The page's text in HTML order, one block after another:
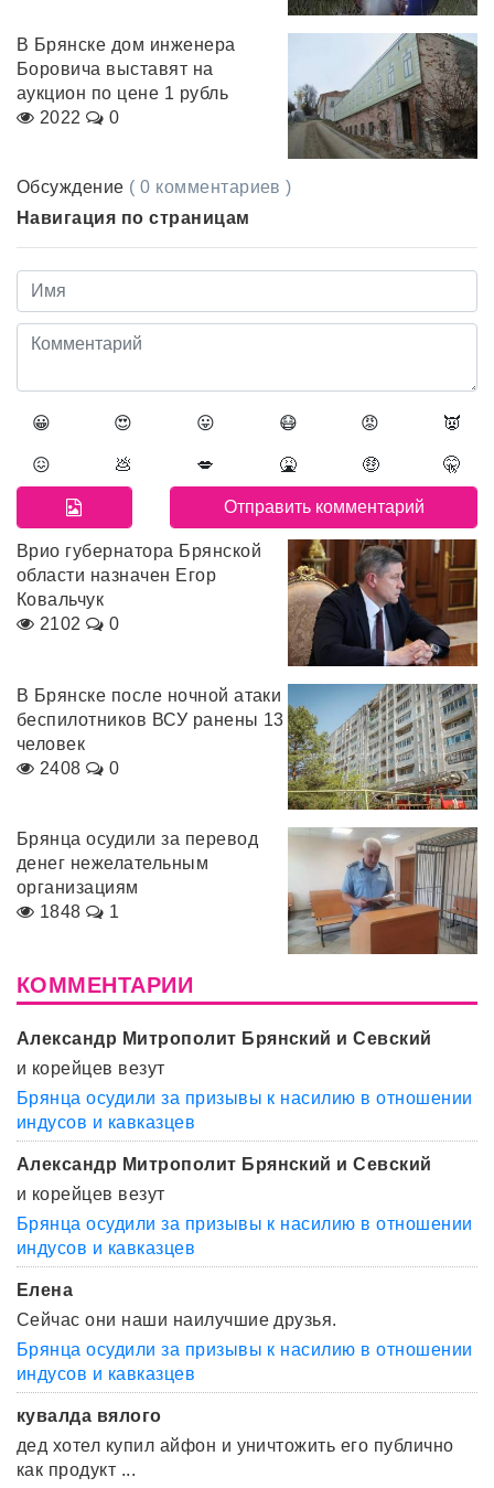
В Брянске дом инженера
Боровича выставят на
аукцион по цене 1 рубль
2022
0
Обсуждение ( 0 комментариев )
Навигация по страницам
😀 😍 😛 😷 😡 👿
😖 💩 💋 🤮 🤑 🤫
Врио губернатора Брянской
области назначен Егор
Ковальчук
2102
0
В Брянске после ночной атаки
беспилотников ВСУ ранены 13
человек
2408
0
Брянца осудили за перевод
денег нежелательным
организациям
1848
1
КОММЕНТАРИИ
Александр Митрополит Брянский и Севский
и корейцев везут
Брянца осудили за призывы к насилию в отношении
индусов и кавказцев
Александр Митрополит Брянский и Севский
и корейцев везут
Брянца осудили за призывы к насилию в отношении
индусов и кавказцев
Елена
Сейчас они наши наилучшие друзья.
Брянца осудили за призывы к насилию в отношении
индусов и кавказцев
кувалда вялого
дед хотел купил айфон и уничтожить его публично
как продукт ...